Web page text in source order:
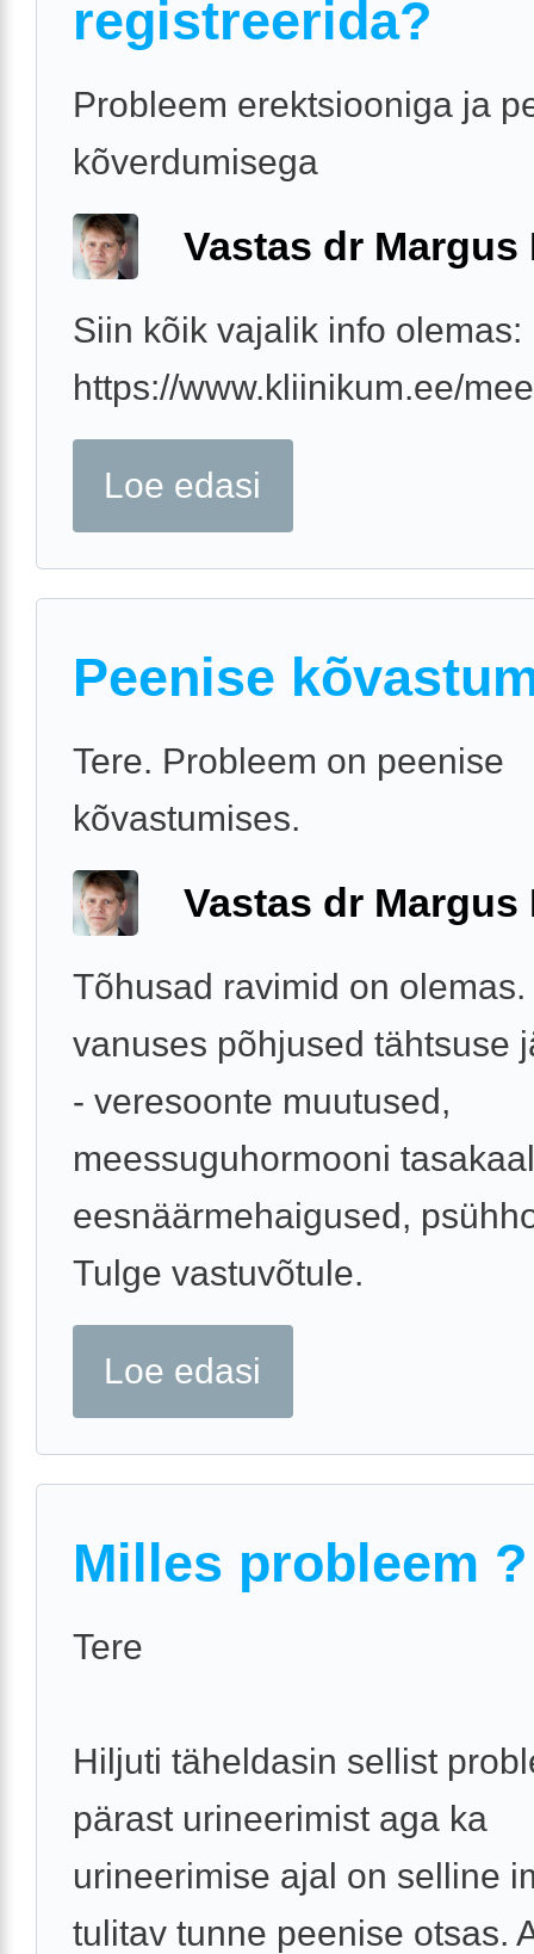
registreerida?
Probleem erektsiooniga ja
kõverdumisega
Vastas dr Margus
Siin kõik vajalik info olemas:
https://www.kliinikum.ee/
Loe edasi
Peenise
Tere. Probleem on peenise
kõvastumises.
Vastas dr Margus
Tõhusad ravimid on
vanuses põhjused tähtsuse
- veresoonte muutused,
meessuguhormooni
eesnäärmehaigused,
Tulge vastuvõtule.
Loe edasi
Milles probleem ?
Tere
Hiljuti täheldasin sellist
pärast urineerimist aga ka
urineerimise ajal on selline
tulitav tunne peenise otsas.